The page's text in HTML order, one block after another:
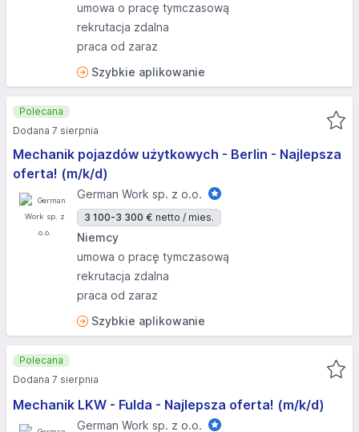
umowa o pracę tymczasową
rekrutacja zdalna
praca od zaraz
Szybkie aplikowanie
Mechanik pojazdów użytkowych - Berlin - Najlepsza
oferta! (m/k/d)
German Work sp. z o.o.
3 100-3 300 € netto / mies.
Niemcy
umowa o pracę tymczasową
rekrutacja zdalna
praca od zaraz
Szybkie aplikowanie
Polecana
Dodana 7 sierpnia
Mechanik LKW - Fulda - Najlepsza oferta! (m/k/d)
German Work sp. z o.o.
Polecana
Dodana 7 sierpnia